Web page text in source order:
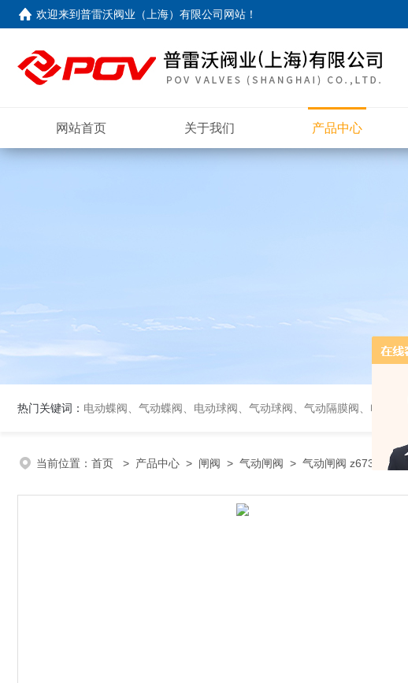
欢迎来到普雷沃阀业（上海）有限公司网站 ！
网站首页 关于我们 产品中心
热门关键词： 电动蝶阀、气动蝶阀、电动球阀、气动球阀、气动隔膜阀、电磁阀
当前位置： 首页 > 产品中心 > 闸阀 > 气动闸阀 > 气动闸阀 z673 10